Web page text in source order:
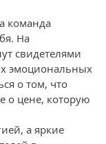
команда
На
свидетелями
эмоциональных
о том, что
о цене, которую
а яркие